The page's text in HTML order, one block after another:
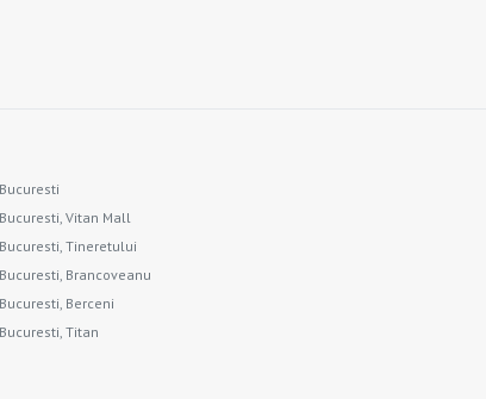
Vitan Mall
Tineretului
Brancoveanu
Berceni
Titan